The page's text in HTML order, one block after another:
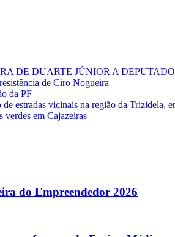
DE DUARTE JÚNIOR A
de Ciro Nogueira
da PF
estradas vicinais na região da Trizidela,
verdes em Cajazeiras
do Empreendedor 2026